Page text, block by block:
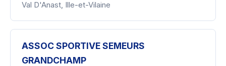
Val D'Anast, Ille-et-Vilaine
ASSOC SPORTIVE SEMEURS
GRANDCHAMP